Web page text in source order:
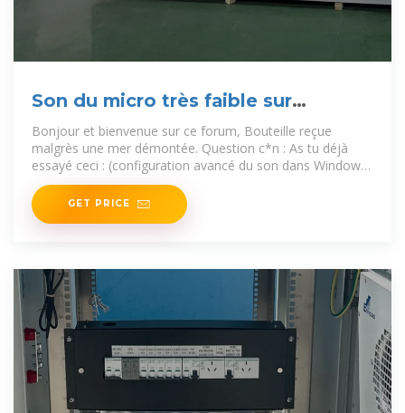
Son du micro très faible sur
Windows 10
Bonjour et bienvenue sur ce forum, Bouteille reçue
malgrès une mer démontée. Question c*n : As tu déjà
essayé ceci : (configuration avancé du son dans Windows
? )
GET PRICE